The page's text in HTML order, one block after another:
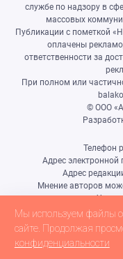
службе по надзору в
массовых
Публикации с пометкой
оплачены
ответственности за
При полном или
© ООО
Телефон
Адрес
Адрес
Мнение авторов
Настоящий
Мы используем файлы
сайте. Продолжая
конфиденциальности